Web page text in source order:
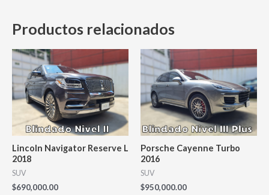
Productos relacionados
Lincoln Navigator Reserve L
2018
SUV
$690,000.00
Porsche Cayenne Turbo
2016
SUV
$950,000.00